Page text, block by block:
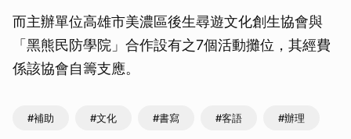
而主辦單位高雄市美濃區後生尋遊文化創生協會與
「黑熊民防學院」合作設有之7個活動攤位，其經費
係該協會自籌支應。
#補助 #文化 #書寫 #客語 #辦理